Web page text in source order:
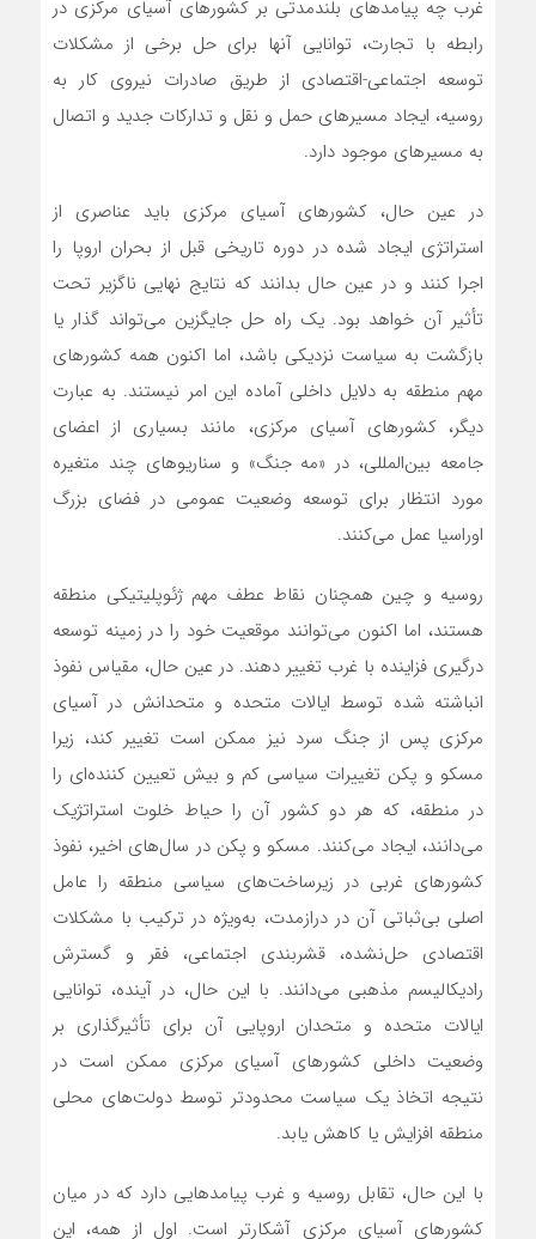
غرب چه پیامدهای بلندمدتی بر کشورهای آسیای مرکزی در
رابطه با تجارت، توانایی آنها برای حل برخی از مشکلات
توسعه اجتماعی-اقتصادی از طریق صادرات نیروی کار به
روسیه، ایجاد مسیرهای حمل و نقل و تدارکات جدید و اتصال
به مسیرهای موجود دارد.
در عین حال، کشورهای آسیای مرکزی باید عناصری از
استراتژی ایجاد شده در دوره تاریخی قبل از بحران اروپا را
اجرا کنند و در عین حال بدانند که نتایج نهایی ناگزیر تحت
تأثیر آن خواهد بود. یک راه حل جایگزین می‌تواند گذار یا
بازگشت به سیاست نزدیکی باشد، اما اکنون همه کشورهای
مهم منطقه به دلایل داخلی آماده این امر نیستند. به عبارت
دیگر، کشورهای آسیای مرکزی، مانند بسیاری از اعضای
جامعه بین‌المللی، در «مه جنگ» و سناریوهای چند متغیره
مورد انتظار برای توسعه وضعیت عمومی در فضای بزرگ
اوراسیا عمل می‌کنند.
روسیه و چین همچنان نقاط عطف مهم ژئوپلیتیکی منطقه
هستند، اما اکنون می‌توانند موقعیت خود را در زمینه توسعه
درگیری فزاینده با غرب تغییر دهند. در عین حال، مقیاس نفوذ
انباشته شده توسط ایالات متحده و متحدانش در آسیای
مرکزی پس از جنگ سرد نیز ممکن است تغییر کند، زیرا
مسکو و پکن تغییرات سیاسی کم و بیش تعیین کننده‌ای را
در منطقه، که هر دو کشور آن را حیاط خلوت استراتژیک
می‌دانند، ایجاد می‌کنند. مسکو و پکن در سال‌های اخیر، نفوذ
کشورهای غربی در زیرساخت‌های سیاسی منطقه را عامل
اصلی بی‌ثباتی آن در درازمدت، به‌ویژه در ترکیب با مشکلات
اقتصادی حل‌نشده، قشربندی اجتماعی، فقر و گسترش
رادیکالیسم مذهبی می‌دانند. با این حال، در آینده، توانایی
ایالات متحده و متحدان اروپایی آن برای تأثیرگذاری بر
وضعیت داخلی کشورهای آسیای مرکزی ممکن است در
نتیجه اتخاذ یک سیاست محدودتر توسط دولت‌های محلی
منطقه افزایش یا کاهش یابد.
با این حال، تقابل روسیه و غرب پیامدهایی دارد که در میان
کشورهای آسیای مرکزی آشکارتر است. اول از همه، این